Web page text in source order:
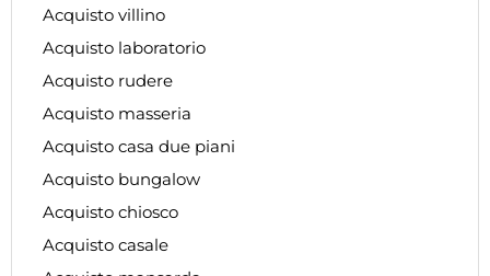
Acquisto villino
Acquisto laboratorio
Acquisto rudere
Acquisto masseria
Acquisto casa due piani
Acquisto bungalow
Acquisto chiosco
Acquisto casale